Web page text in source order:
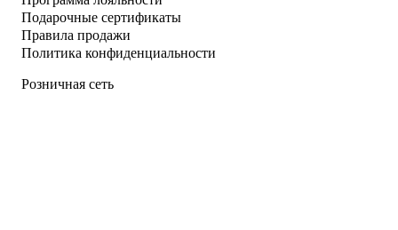
Подарочные сертификаты
Правила продажи
Политика конфиденциальности
Розничная сеть